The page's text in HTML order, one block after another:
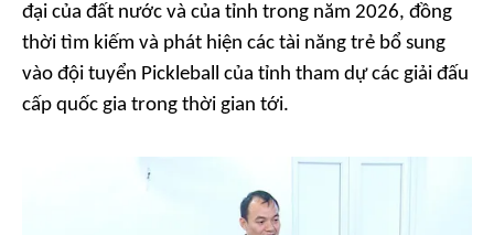
đại của đất nước và của tỉnh trong năm 2026, đồng
thời tìm kiếm và phát hiện các tài năng trẻ bổ sung
vào đội tuyển Pickleball của tỉnh tham dự các giải đấu
cấp quốc gia trong thời gian tới.